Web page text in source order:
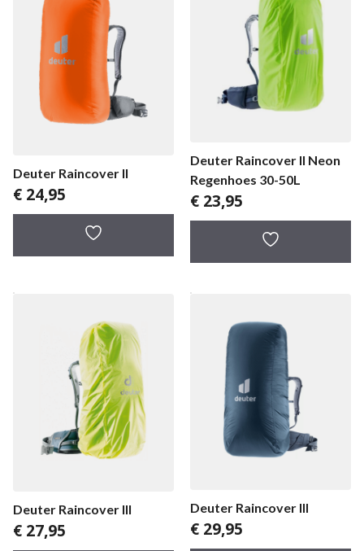
Deuter Raincover II
€ 24,95
Deuter Raincover II Neon
Regenhoes 30-50L
€ 23,95
Deuter Raincover III
€ 27,95
Deuter Raincover III
€ 29,95